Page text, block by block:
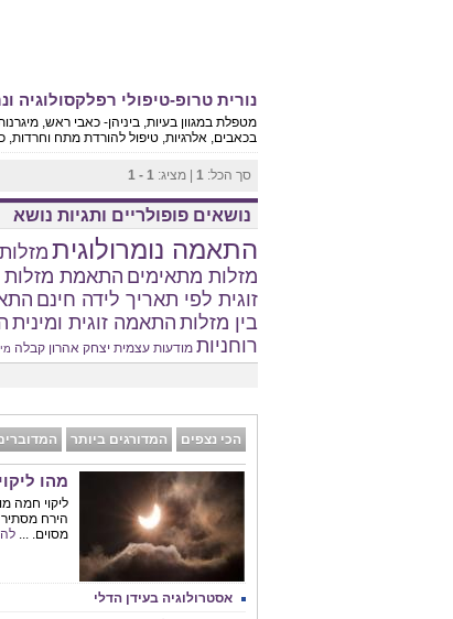
נורית טרופ-טיפולי רפלקסולוגיה
מטפלת במגוון בעיות, ביניהן- כאבי ראש,
בכאבים, אלרגיות, טיפול להורדת מתח וחרדות,
סך הכל: 1 | מציג: 1 - 1
נושאים פופולריים ותגיות נושא
התאמה נומרולוגית
מזלות מתאימים התאמת מזלות
זוגית לפי תאריך לידה חינם
בין מזלות התאמה זוגית ומינית
רוחניות מודעות עצמית יצחק אהרון קבלה
הכי נצפים המדורגים ביותר
מהו
ליקוי חמה
הירח
מסוים. ...
אסטרולוגיה בעידן הדלי